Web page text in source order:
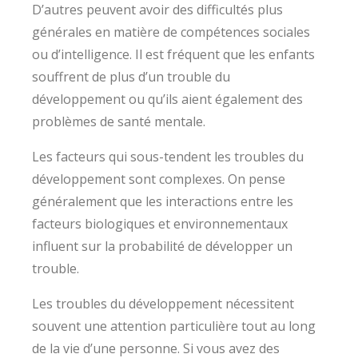
D’autres peuvent avoir des difficultés plus
générales en matière de compétences sociales
ou d’intelligence. Il est fréquent que les enfants
souffrent de plus d’un trouble du
développement ou qu’ils aient également des
problèmes de santé mentale.
Les facteurs qui sous-tendent les troubles du
développement sont complexes. On pense
généralement que les interactions entre les
facteurs biologiques et environnementaux
influent sur la probabilité de développer un
trouble.
Les troubles du développement nécessitent
souvent une attention particulière tout au long
de la vie d’une personne. Si vous avez des